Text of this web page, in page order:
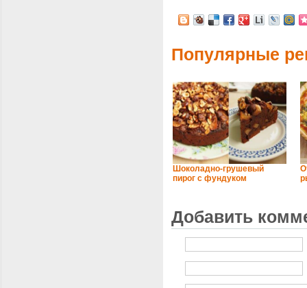
Популярные
Шоколадно-грушевый
пирог с фундуком
Добавить